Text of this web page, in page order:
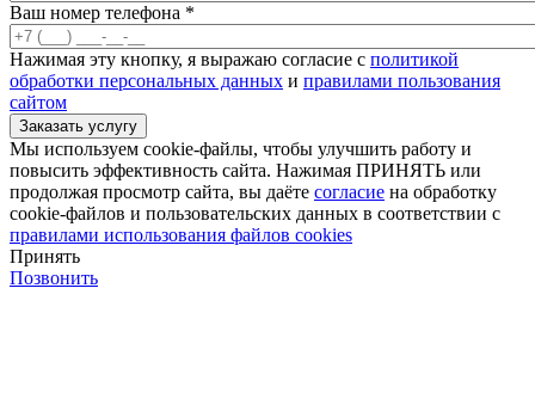
Ваш номер телефона *
Нажимая эту кнопку, я выражаю согласие с политикой
обработки персональных данных и правилами пользования
сайтом
Мы используем cookie-файлы, чтобы улучшить работу и
повысить эффективность сайта. Нажимая ПРИНЯТЬ или
продолжая просмотр сайта, вы даёте согласие на обработку
cookie-файлов и пользовательских данных в соответствии с
правилами использования файлов cookies
Принять
Позвонить